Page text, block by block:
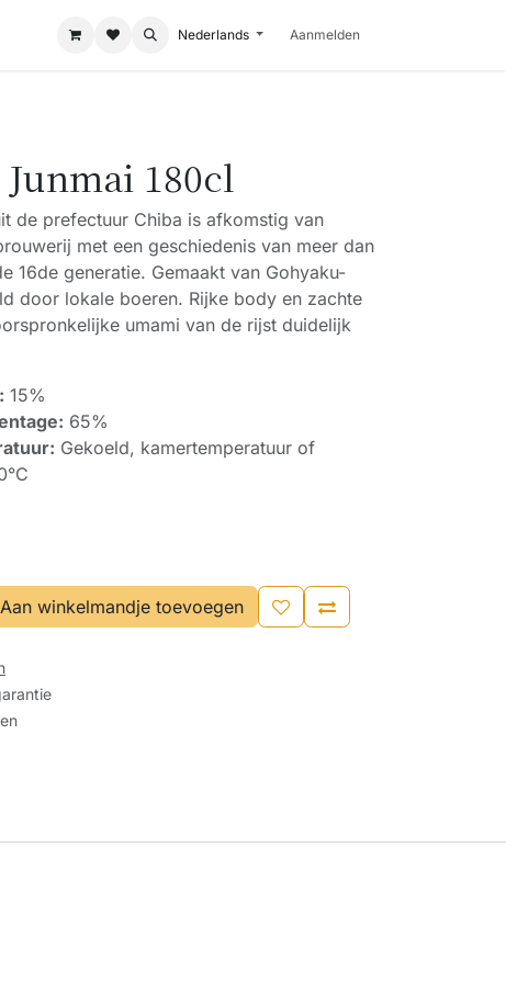
Nederlands Aanmelden
180cl
de prefectuur Chiba is afkomstig van
met een geschiedenis van meer dan
16de generatie. Gemaakt van Gohyaku-
door lokale boeren. Rijke body en zachte
umami van de rijst duidelijk
15%
65%
Gekoeld, kamertemperatuur of
Aan winkelmandje toevoegen